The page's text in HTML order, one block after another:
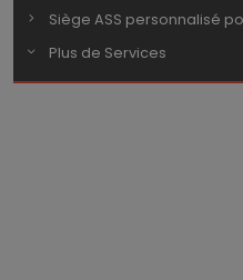
Siège ASS personnalisé
Plus de Services